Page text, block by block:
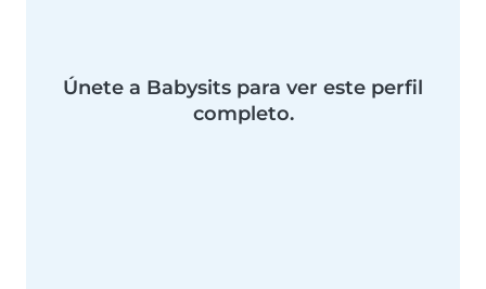
Únete a Babysits para ver este perfil
completo.